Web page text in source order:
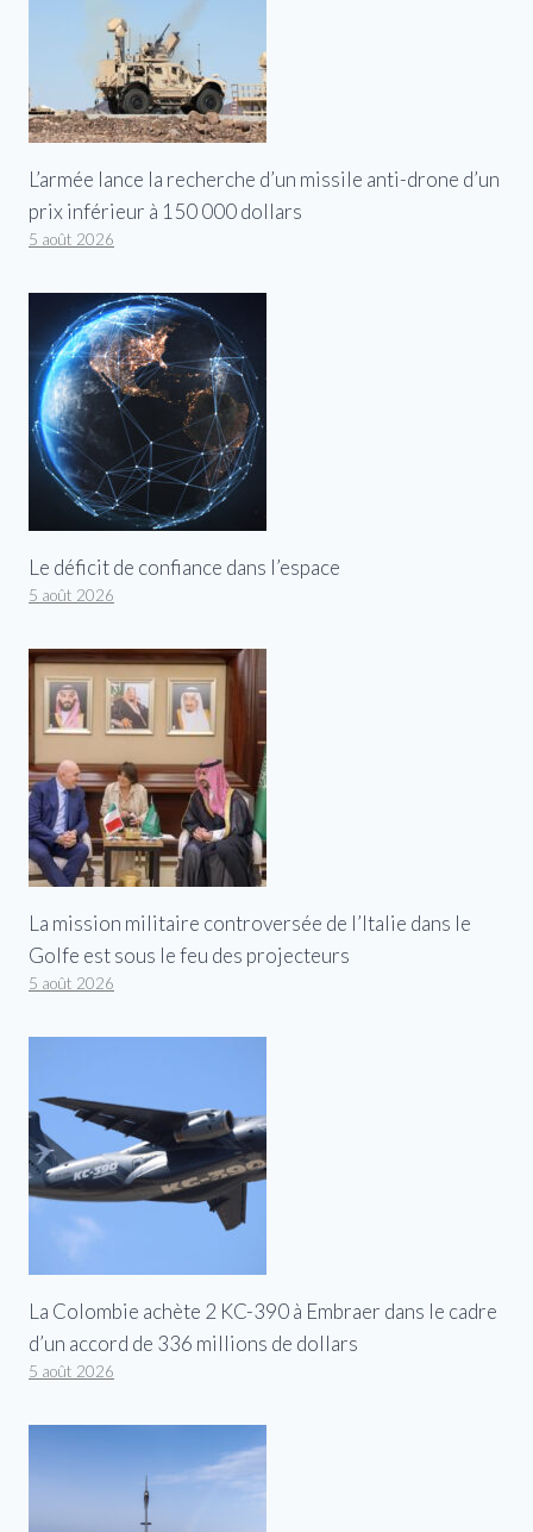
L’armée lance la recherche d’un missile anti-drone d’un
prix inférieur à 150 000 dollars
5 août 2026
Le déficit de confiance dans l’espace
5 août 2026
La mission militaire controversée de l’Italie dans le
Golfe est sous le feu des projecteurs
5 août 2026
La Colombie achète 2 KC-390 à Embraer dans le cadre
d’un accord de 336 millions de dollars
5 août 2026